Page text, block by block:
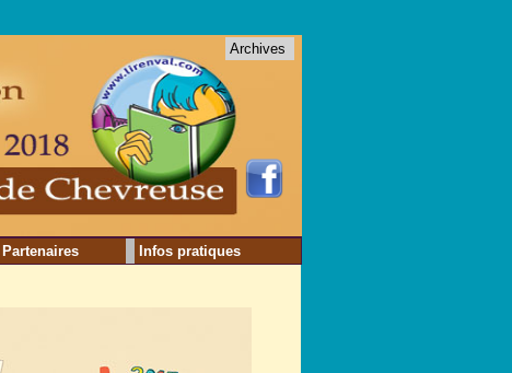
Partenaires Infos pratiques
Archives